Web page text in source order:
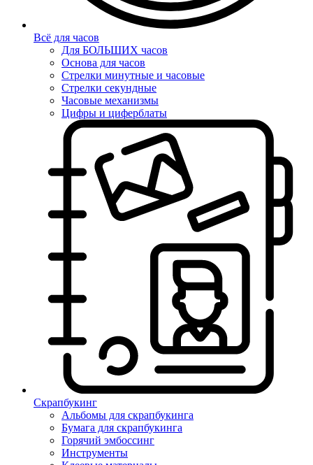
Всё для часов
Для БОЛЬШИХ часов
Основа для часов
Стрелки минутные и часовые
Стрелки секундные
Часовые механизмы
Цифры и циферблаты
Скрапбукинг
Альбомы для скрапбукинга
Бумага для скрапбукинга
Горячий эмбоссинг
Инструменты